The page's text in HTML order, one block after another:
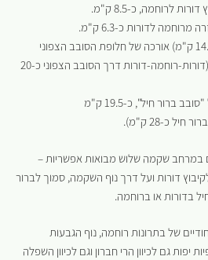
לרוחמה, כ-8.5 ק"מ.
לדורות כ-6.3 ק"מ.
(דורות-רוחמה-דורות בסיסי כ- 14.6 ק"מ) אורכה של חלופת הסובב הצפוני
מרוחמה עד דורות כ- 11.5 ק"מ (דורות-רוחמה-דורות דרך הסובב הצפוני כ-20
מן הסובב הצפוני מתפצל מסלול "סובב ברור חיל", כ-19.5 ק"מ
כ-28 ק"מ).
במרחב שקמה שלוש מבואות אפשריות –
דורות ועל דרך נוף השקמה, סמוך לברור
בדורות או ברוחמה.
של בתרונות רוחמה, נוף הגבעות
גם לכיוון הרי חברון וגם לכיוון השפלה